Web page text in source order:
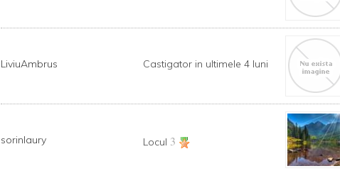
LiviuAmbrus Castigator in ultimele 4 luni
sorinlaury Locul 3